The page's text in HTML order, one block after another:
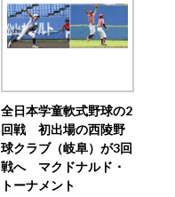
全日本学童軟式野球の2
回戦 初出場の西陵野
球クラブ（岐阜）が3回
戦へ マクドナルド・
トーナメント